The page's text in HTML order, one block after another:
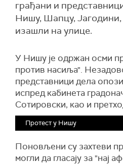
грађани и
Нишу, Шапцу,
изашли на улице.
У Нишу је одржан осми
против насиља".
представници дела
испред кабинета
Сотировски, као и
Протест у Нишу
Поновљени су захтеви
могли да гласају за "нај